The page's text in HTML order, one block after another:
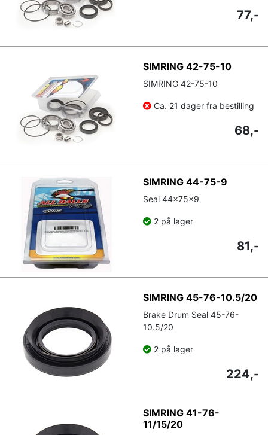
77,-
SIMRING 42-75-10
SIMRING 42-75-10
Ca. 21 dager fra bestilling
68,-
SIMRING 44-75-9
Seal 44x75x9
2 på lager
81,-
SIMRING 45-76-10.5/20
Brake Drum Seal 45-76-
10.5/20
2 på lager
224,-
SIMRING 41-76-
11/15/20